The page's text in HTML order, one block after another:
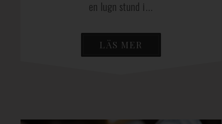
en lugn stund i...
LÄS MER